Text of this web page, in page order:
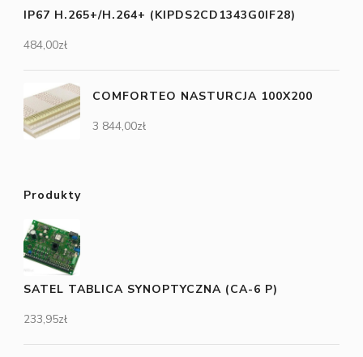
IP67 H.265+/H.264+ (KIPDS2CD1343G0IF28)
484,00zł
COMFORTEO NASTURCJA 100X200
3 844,00zł
Produkty
SATEL TABLICA SYNOPTYCZNA (CA-6 P)
233,95zł